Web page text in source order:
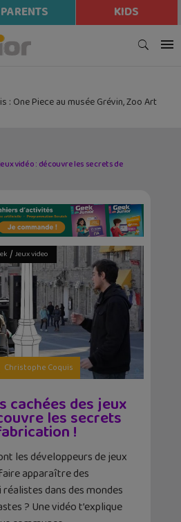
PARENTS KIDS
: One Piece au musée Grévin, Zoo Art
vidéo : découvre les secrets de
/ Jeux video
Christophe Coquis
cachées des jeux
les secrets
!
les développeurs de jeux
apparaître des
dans des mondes
? Une vidéo t’explique